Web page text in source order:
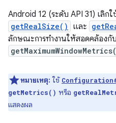
Android 12 (ระดับ API 31) เลิกใ
getRealSize()
และ
ลักษณะการทำงานให้สอดคล้องกั
หมายเหตุ: ใช้
getMetrics() หรือ
แสดงผล